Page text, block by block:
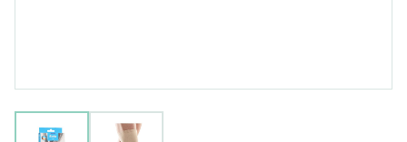
View larger imageView larger image